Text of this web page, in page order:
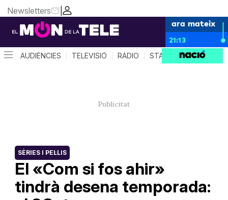
|
Newsletters
ara mateix
21:13
AUDIÈNCIES TELEVISIÓ RÀDIO STAR SYSTEM
El «Com si fos ahir»
tindrà desena temporada:
SÈRIES I PEL·LIS